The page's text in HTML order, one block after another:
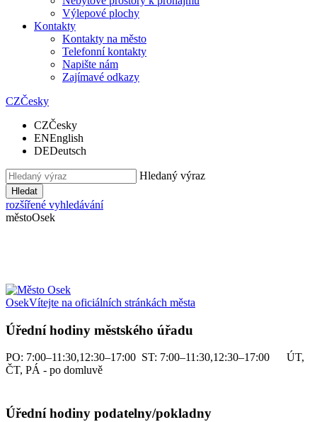
Výlepové plochy
Kontakty
Kontakty na město
Telefonní kontakty
Napište nám
Zajímavé odkazy
CZČesky
CZČesky
ENEnglish
DEDeutsch
Hledaný výraz
Hledat
rozšířené vyhledávání
městoOsek
OsekVítejte na oficiálních stránkách města
Úřední hodiny městského úřadu
PO: 7:00–11:30,12:30–17:00 ST: 7:00–11:30,12:30–17:00 ÚT,
ČT, PÁ - po domluvě
Úřední hodiny podatelny/pokladny